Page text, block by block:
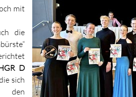
mit
die
D
sich
den